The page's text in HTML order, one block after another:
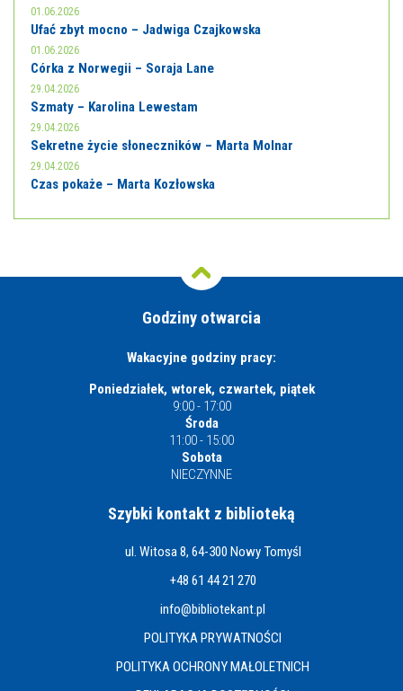
01.06.2026
Ufać zbyt mocno – Jadwiga Czajkowska
01.06.2026
Córka z Norwegii – Soraja Lane
29.04.2026
Szmaty – Karolina Lewestam
29.04.2026
Sekretne życie słoneczników – Marta Molnar
29.04.2026
Czas pokaże – Marta Kozłowska
Godziny otwarcia
Wakacyjne godziny pracy:
Poniedziałek, wtorek, czwartek, piątek
9:00 - 17:00
Środa
11:00 - 15:00
Sobota
NIECZYNNE
Szybki kontakt z biblioteką
ul. Witosa 8, 64-300 Nowy Tomyśl
+48 61 44 21 270
info@bibliotekant.pl
POLITYKA PRYWATNOŚCI
POLITYKA OCHRONY MAŁOLETNICH